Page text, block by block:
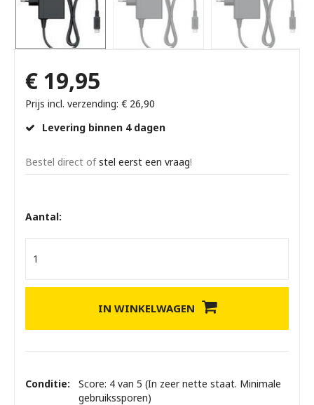
€ 19,95
Prijs incl. verzending: € 26,90
Levering binnen 4 dagen
Bestel direct ofstel eerst een vraag!
Aantal:
IN WINKELWAGEN
Conditie:
Score: 4 van 5 (In zeer nette staat. Minimale
gebruikssporen)